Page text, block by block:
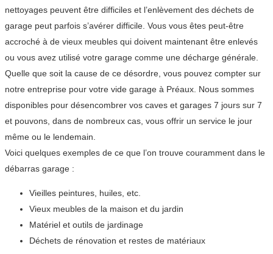
nettoyages peuvent être difficiles et l’enlèvement des déchets de
garage peut parfois s’avérer difficile. Vous vous êtes peut-être
accroché à de vieux meubles qui doivent maintenant être enlevés
ou vous avez utilisé votre garage comme une décharge générale.
Quelle que soit la cause de ce désordre, vous pouvez compter sur
notre entreprise pour votre vide garage à Préaux. Nous sommes
disponibles pour désencombrer vos caves et garages 7 jours sur 7
et pouvons, dans de nombreux cas, vous offrir un service le jour
même ou le lendemain.
Voici quelques exemples de ce que l’on trouve couramment dans le
débarras garage :
Vieilles peintures, huiles, etc.
Vieux meubles de la maison et du jardin
Matériel et outils de jardinage
Déchets de rénovation et restes de matériaux